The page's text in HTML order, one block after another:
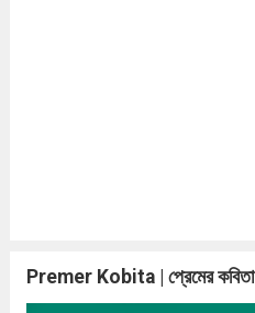
Premer Kobita | প্রেমের কবিতা